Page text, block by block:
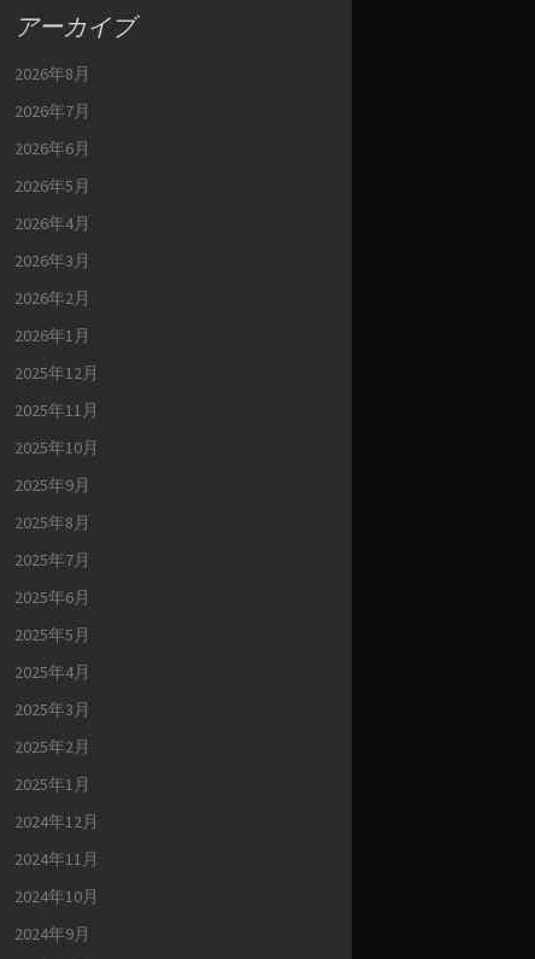
アーカイブ
2026年8月
2026年7月
2026年6月
2026年5月
2026年4月
2026年3月
2026年2月
2026年1月
2025年12月
2025年11月
2025年10月
2025年9月
2025年8月
2025年7月
2025年6月
2025年5月
2025年4月
2025年3月
2025年2月
2025年1月
2024年12月
2024年11月
2024年10月
2024年9月